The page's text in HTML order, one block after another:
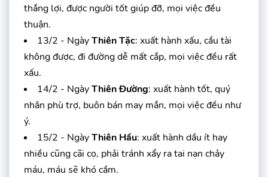
thắng lợi, được người tốt giúp đỡ, mọi việc đều
thuận.
13/2 - NgàyThiên Tặc: xuất hành xấu, cầu tài
không được, đi đường dễ mất cắp, mọi việc đều rất
xấu.
14/2 - NgàyThiên Đường: xuất hành tốt, quý
nhân phù trợ, buôn bán may mắn, mọi việc đều như
ý.
15/2 - NgàyThiên Hầu: xuất hành dầu ít hay
nhiều cũng cãi cọ, phải tránh xẩy ra tai nạn chảy
máu, máu sẽ khó cầm.